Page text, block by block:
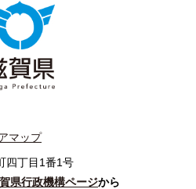
マップ
四丁目1番1号
県行政機構ページから